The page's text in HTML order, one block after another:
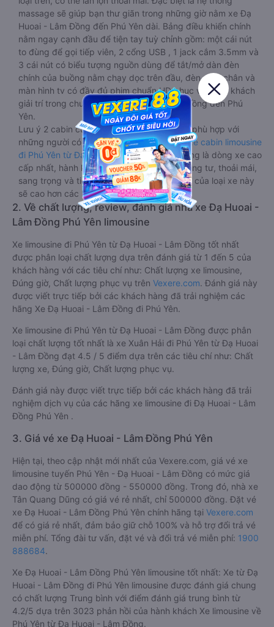
massage sẽ giúp bạn thư giãn trong những giờ nằm xe Đạ
Huoai - Lâm Đồng đến Phú Yên dài. Bảng điều khiển chính
nằm ngay cạnh đầu để tiện tay tuỳ chỉnh gồm: một cái nút
to đùng để gọi tiếp viên, 2 cổng USB , 1 jack cắm 3.5mm và
3 cái nút có biểu tượng nguồn dùng để tắt/mở dàn đèn
chính của buồng nằm chạy dọc trên đầu, đèn dưới chân và
màn hình tv có đầy đủ phim chuẩn HD phục vụ hành khách
giải trí trong chuyến đi từ Đạ Huoai - Lâm Đồng đến Phú
Yên.
Lưu ý 2 cabin cuối thường thiết kế nhỏ hơn phù hợp với
những người có thân hình nhỏ nhắn. Dòngxe cabin limousine
đi Phú Yên từ Đạ Huoai - Lâm Đồngnày đang là dòng xe cao
cấp nhất, hành khách thường chọn vì sự riêng tư, thoải mái,
sang trọng và tiện nghi. Tất nhiên giá thành của loại xe này
sẽ cao hơn các loại khác.
2. Về chất lượng, review, đánh giá nhà xe Đạ Huoai -
Lâm Đồng Phú Yên limousine
Xe limousine đi Phú Yên từ Đạ Huoai - Lâm Đồng tốt nhất
được phân loại chất lượng dựa trên đánh giá từ 1 đến 5 của
khách hàng với các tiêu chí như: Chất lượng xe limousine,
Đúng giờ, Chất lượng phục vụ trên Vexere.com. Đánh giá này
được viết trực tiếp bởi các khách hàng đã trải nghiệm các
hãng Xe Đạ Huoai - Lâm Đồng đi Phú Yên.
Xe limousine đi Phú Yên từ Đạ Huoai - Lâm Đồng được phân
loại chất lượng tốt nhất là xe Xuân Hải đi Phú Yên từ Đạ Huoai
- Lâm Đồng đạt 4.5 / 5 điểm dựa trên các tiêu chí như: Chất
lượng xe, Đúng giờ, Chất lượng phục vụ.
Đánh giá này được viết trực tiếp bởi các khách hàng đã trải
nghiệm dịch vụ của các hãng xe limousine đi Đạ Huoai - Lâm
Đồng Phú Yên .
3. Giá vé xe Đạ Huoai - Lâm Đồng Phú Yên
Hiện tại, theo cập nhật mới nhất của Vexere.com, giá vé xe
limousine tuyến Phú Yên - Đạ Huoai - Lâm Đồng có mức giá
dao động từ 500000 đồng - 550000 đồng. Trong đó, nhà xe
Tân Quang Dũng có giá vé rẻ nhất, chỉ 500000 đồng. Đặt vé
xe Đạ Huoai - Lâm Đồng Phú Yên chính hãng tại Vexere.com
để có giá rẻ nhất, đảm bảo giữ chỗ 100% và hỗ trợ đổi trả vé
miễn phí. Tổng đài tư vấn, đặt vé và đổi trả vé miễn phí: 1900
888684.
Xe Đạ Huoai - Lâm Đồng Phú Yên limousine tốt nhất: Xe từ Đạ
Huoai - Lâm Đồng đi Phú Yên limousine được đánh giá chung
có chất lượng Trung bình với điểm đánh giá trung bình từ
4.2/5 dựa trên 3023 phản hồi của hành khách Xe limousine về
Phú Yên từ Đạ Huoai - Lâm Đồng.